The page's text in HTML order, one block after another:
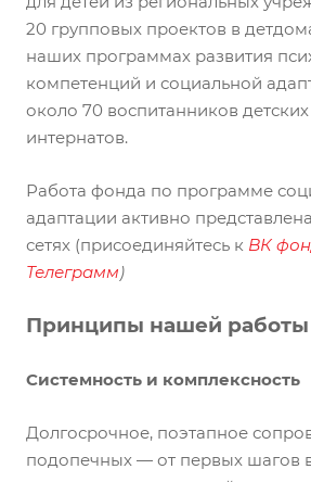
20 групповых проектов в
наших программах развития
компетенций и социальной
около 70 воспитанников
интернатов.
Работа фонда по программе
адаптации активно
сетях (присоединяйтесь к ВК
Телеграмм)
Принципы нашей работы
Системность и комплексность
Долгосрочное, поэтапное
подопечных — от первых шагов